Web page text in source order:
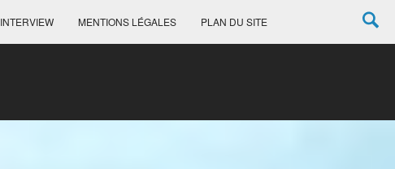
INTERVIEW MENTIONS LÉGALES PLAN DU SITE